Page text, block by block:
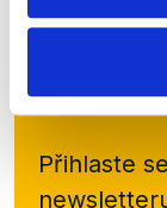
Přihlaste